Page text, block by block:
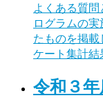
よくある質
ログラムの
たものを掲
ケート集計結
令和３